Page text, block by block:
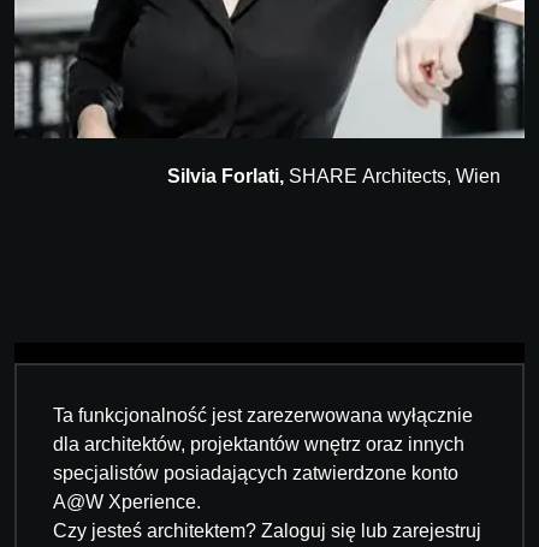
Silvia Forlati, SHARE Architects, Wien
Ta funkcjonalność jest zarezerwowana wyłącznie
dla architektów, projektantów wnętrz oraz innych
specjalistów posiadających zatwierdzone konto
A@W Xperience.
Czy jesteś architektem? Zaloguj się lub zarejestruj